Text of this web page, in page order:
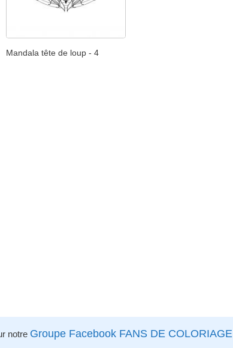
Mandala tête de loup - 4
notre Groupe Facebook FANS DE COLORIAGE